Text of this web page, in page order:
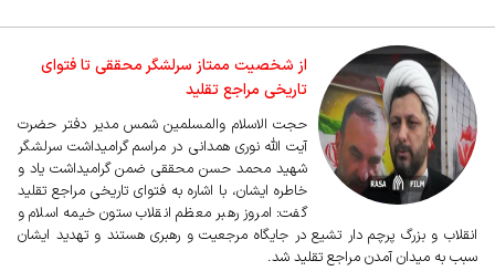
از شخصیت ممتاز سرلشگر محققی تا فتوای
تاریخی مراجع تقلید
حجت الاسلام والمسلمین شمس مدیر دفتر حضرت
آیت الله نوری همدانی در مراسم گرامیداشت سرلشگر
شهید محمد حسن محققی ضمن گرامیداشت یاد و
خاطره ایشان، با اشاره به فتوای تاریخی مراجع تقلید
گفت: امروز رهبر معظم انقلاب ستون خیمه اسلام و
انقلاب و بزرگ پرچم دار تشیع در جایگاه مرجعیت و رهبری هستند و تهدید ایشان
سبب به میدان آمدن مراجع تقلید شد.